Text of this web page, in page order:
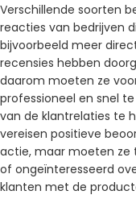
Verschillende soorten
reacties van bedrijven
bijvoorbeeld meer
recensies hebben
daarom moeten ze
professioneel en snel
van de klantrelaties te
vereisen positieve
actie, maar moeten ze
of ongeïnteresseerd
klanten met de